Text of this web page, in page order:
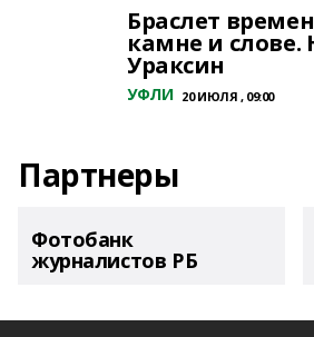
Браслет
камне и
Ураксин
УФЛИ 20 ИЮЛЯ , 09:00
Партнеры
Фотобанк
журналистов РБ